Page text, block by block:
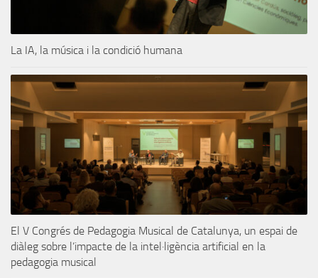
La IA, la música i la condició humana
El V Congrés de Pedagogia Musical de Catalunya, un espai de
diàleg sobre l’impacte de la intel·ligència artificial en la
pedagogia musical